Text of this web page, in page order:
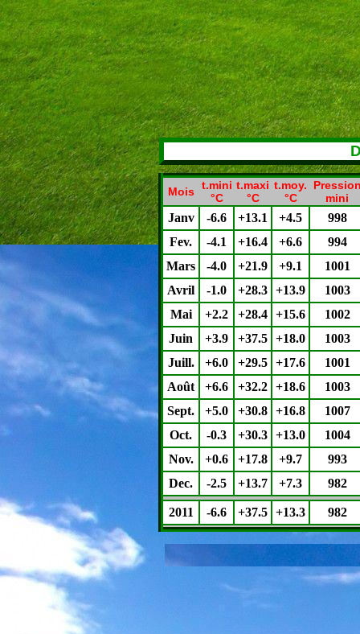
Mois
t.mini
°C
t.maxi
°C
t.moy.
°C
mini
Janv -6.6 +13.1 +4.5
998
Fev.
-4.1 +16.4 +6.6
994
Mars
-4.0 +21.9 +9.1
1001
Avril
-1.0 +28.3 +13.9
1003
Mai
+2.2 +28.4 +15.6
1002
Juin
+3.9 +37.5 +18.0
1003
Juill.
+6.0 +29.5 +17.6
1001
Août
+6.6 +32.2 +18.6
1003
Sept.
+5.0 +30.8 +16.8
1007
Oct.
-0.3 +30.3 +13.0
1004
Nov.
+0.6 +17.8 +9.7
993
Dec.
-2.5 +13.7 +7.3 982
2011 -6.6 +37.5 +13.3 982